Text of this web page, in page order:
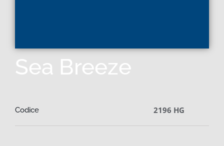
Sea Breeze
Codice 2196 HG